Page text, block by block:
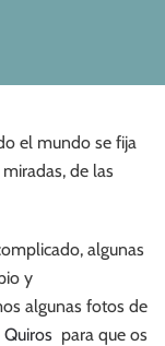
el mundo se fija
de las
algunas
y
algunas fotos de
Quiros para que os